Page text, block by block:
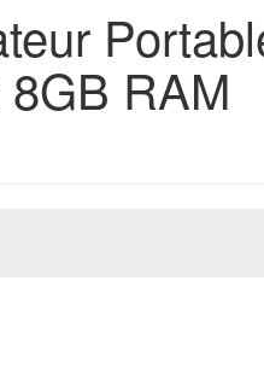
RAM